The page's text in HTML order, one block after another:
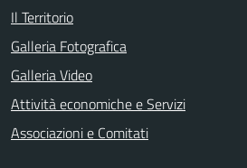
Il Territorio
Galleria Fotografica
Galleria Video
Attività economiche e Servizi
Associazioni e Comitati